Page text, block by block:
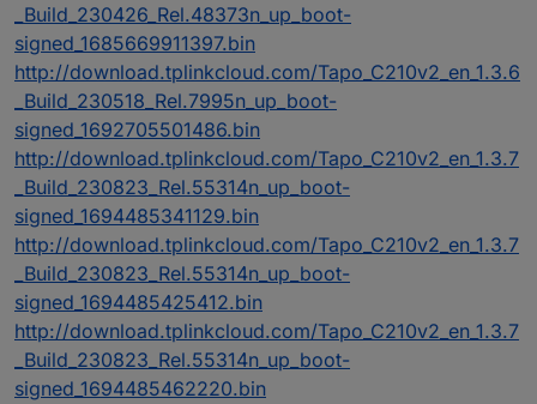
_Build_230426_Rel.48373n_up_boot-
signed_1685669911397.bin
http://download.tplinkcloud.com/Tapo_C210v2_en_1.3.6
_Build_230518_Rel.7995n_up_boot-
signed_1692705501486.bin
http://download.tplinkcloud.com/Tapo_C210v2_en_1.3.7
_Build_230823_Rel.55314n_up_boot-
signed_1694485341129.bin
http://download.tplinkcloud.com/Tapo_C210v2_en_1.3.7
_Build_230823_Rel.55314n_up_boot-
signed_1694485425412.bin
http://download.tplinkcloud.com/Tapo_C210v2_en_1.3.7
_Build_230823_Rel.55314n_up_boot-
signed_1694485462220.bin